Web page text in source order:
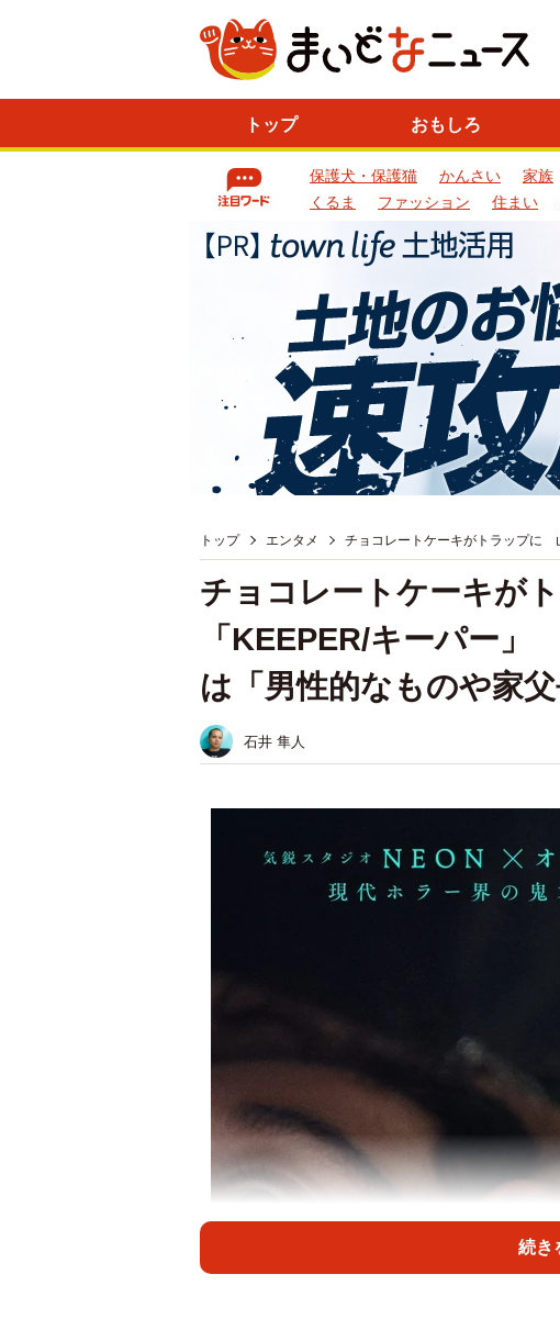
トップ おもしろ
保護犬・保護猫 かんさい 家族
くるま
ファッション 住まい
トップ エンタメ チョコレートケーキがトラップに
チョコレートケーキが
「KEEPER/キーパー
は「男性的なものや家父
石井 隼人
続き